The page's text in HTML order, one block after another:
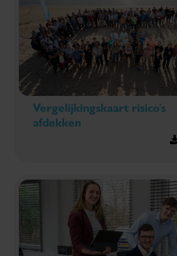
Vergelijkingskaart risico's
afdekken